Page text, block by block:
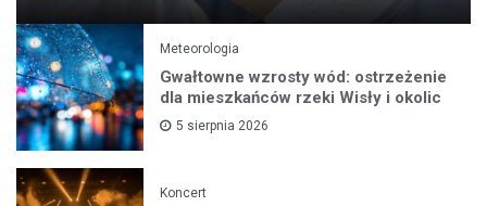
Meteorologia
Gwałtowne wzrosty wód: ostrzeżenie
dla mieszkańców rzeki Wisły i okolic
5 sierpnia 2026
Koncert